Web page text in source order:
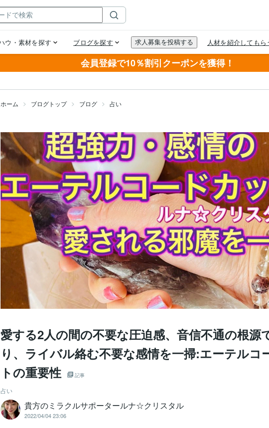
会員登録で10％割引クーポンを獲得！
ホーム ブログトップ ブログ 占い
愛する2人の間の不要な圧迫感、音信不通の根源
り、ライバル絡む不要な感情を一掃:エーテルコ
トの重要性
記事
占い
貴方のミラクルサポータールナ☆クリスタル
2022/04/04 23:06